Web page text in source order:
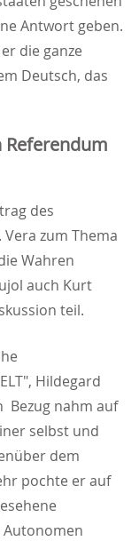
Antwort geben.
die ganze
Deutsch, das
Referendum
des
zum Thema
Wahren
auch Kurt
teil.
Hildegard
Bezug nahm auf
selbst und
dem
pochte er auf
Autonomen